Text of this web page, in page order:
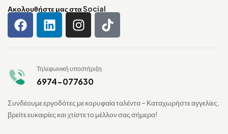
Ακολουθήστε μας στα Social
Τηλεφωνική υποστήριξη
6974-077630
Συνδέουμε εργοδότες με κορυφαία ταλέντα – Καταχωρήστε αγγελίες,
βρείτε ευκαιρίες και χτίστε το μέλλον σας σήμερα!